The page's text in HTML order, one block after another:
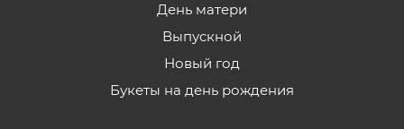
День матери
Выпускной
Новый год
Букеты на день рождения